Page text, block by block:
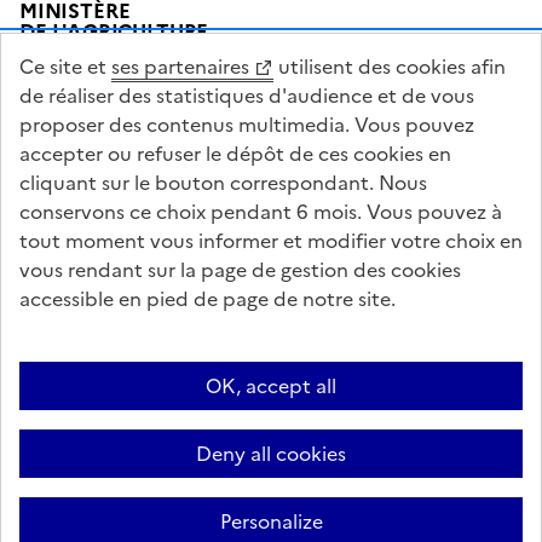
MINISTÈRE
DE L'AGRICULTURE
DE L'AGRO-ALIMENTAIRE
ET DE LA SOUVERAINETÉ
ALIMENTAIRE
legifrance.gouv.fr
info.gouv.fr
service-public.gouv.fr
data.gouv.fr
Questions fréquentes / Contacts
Informations publiques
Mentions légales
Archives presse English contents
Cookies
Paramètres d'affichage
Sauf mention contraire, tous les textes de ce site sont sous licence
Ce site et ses partenaires
utilisent des cookies afin
de réaliser des statistiques d'audience et de vous
proposer des contenus multimedia. Vous pouvez
accepter ou refuser le dépôt de ces cookies en
cliquant sur le bouton correspondant. Nous
conservons ce choix pendant 6 mois. Vous pouvez à
tout moment vous informer et modifier votre choix en
vous rendant sur la page de gestion des cookies
accessible en pied de page de notre site.
OK, accept all
Deny all cookies
Personalize